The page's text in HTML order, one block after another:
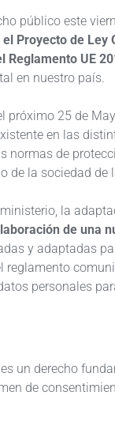
público este
Proyecto de Ley
Reglamento UE
en nuestro país.
próximo 25 de
en las
normas de
de la sociedad
la
de una
y adaptadas
reglamento
personales
un derecho
de